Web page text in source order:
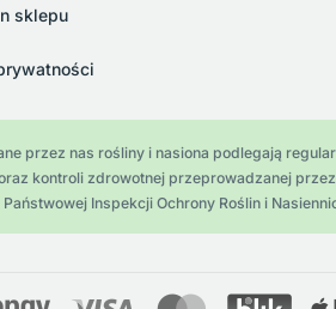
sklepu
przez nas rośliny i nasiona podlegają
kontroli zdrowotnej przeprowadzanej
Inspekcji Ochrony Roślin i